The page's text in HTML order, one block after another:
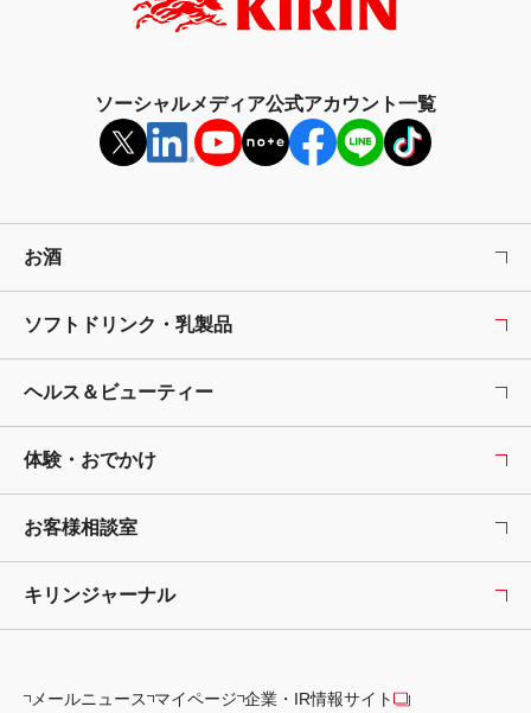
ソーシャルメディア公式アカウント一覧
お酒
ソフトドリンク・乳製品
ヘルス＆ビューティー
体験・おでかけ
お客様相談室
キリンジャーナル
メールニュース マイページ 企業・IR情報サイト